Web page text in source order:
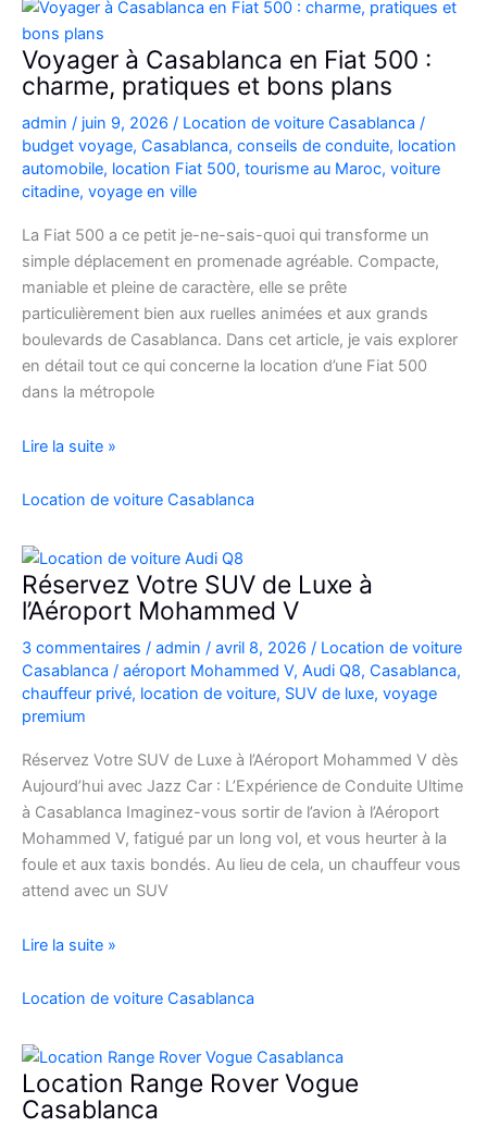
Picanto
à
Casablanca
vos
déplacements
Voyager à Casablanca en Fiat 500 :
charme, pratiques et bons plans
admin / juin 9, 2026 / Location de voiture Casablanca /
budget voyage, Casablanca, conseils de conduite, location
automobile, location Fiat 500, tourisme au Maroc, voiture
citadine, voyage en ville
La Fiat 500 a ce petit je-ne-sais-quoi qui transforme un
simple déplacement en promenade agréable. Compacte,
maniable et pleine de caractère, elle se prête
particulièrement bien aux ruelles animées et aux grands
boulevards de Casablanca. Dans cet article, je vais explorer
en détail tout ce qui concerne la location d’une Fiat 500
dans la métropole
Voyager
Casablanca
Fiat
500
:
pratiques
et
bons
Lire la suite »
Location de voiture Casablanca
Réservez Votre SUV de Luxe à
l’Aéroport Mohammed V
3 commentaires / admin / avril 8, 2026 / Location de voiture
Casablanca / aéroport Mohammed V, Audi Q8, Casablanca,
chauffeur privé, location de voiture, SUV de luxe, voyage
premium
Réservez Votre SUV de Luxe à l’Aéroport Mohammed V dès
Aujourd’hui avec Jazz Car : L’Expérience de Conduite Ultime
à Casablanca Imaginez-vous sortir de l’avion à l’Aéroport
Mohammed V, fatigué par un long vol, et vous heurter à la
foule et aux taxis bondés. Au lieu de cela, un chauffeur vous
attend avec un SUV
Réservez
SUV
Luxe
à
l’Aéroport
Lire la suite »
Location de voiture Casablanca
Location Range Rover Vogue
Casablanca